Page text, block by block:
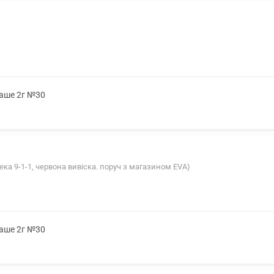
2г №30
9-1-1, червона вивіска. поруч з магазином EVA)
2г №30